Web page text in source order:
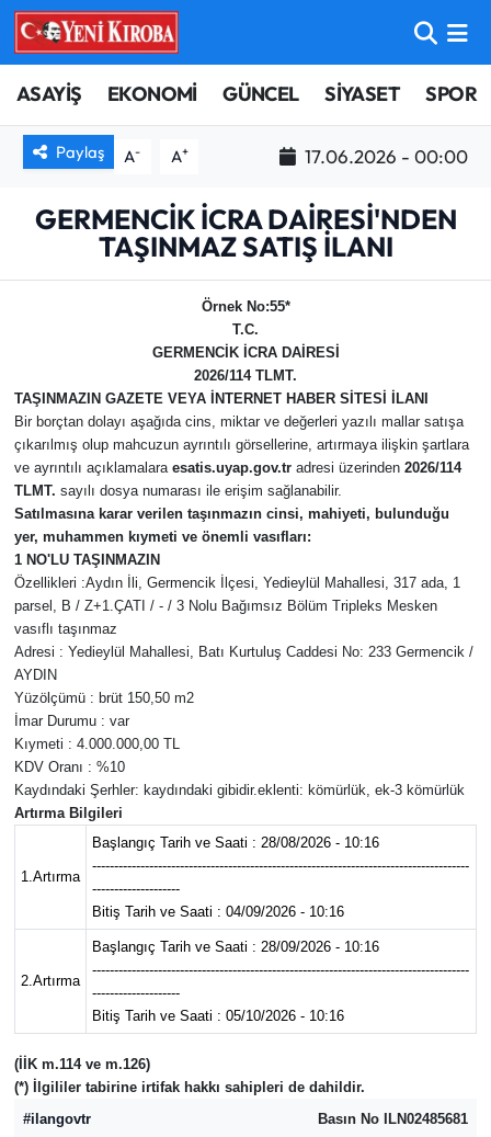
ASAYİŞ EKONOMİ GÜNCEL SİYASET SPOR
Paylaş A- A+ 17.06.2026 - 00:00
GERMENCİK İCRA DAİRESİ'NDEN
TAŞINMAZ SATIŞ İLANI
Örnek No:55*
T.C.
GERMENCİK İCRA DAİRESİ
2026/114 TLMT.
TAŞINMAZIN GAZETE VEYA İNTERNET HABER SİTESİ İLANI
Bir borçtan dolayı aşağıda cins, miktar ve değerleri yazılı mallar satışa
çıkarılmış olup mahcuzun ayrıntılı görsellerine, artırmaya ilişkin şartlara
ve ayrıntılı açıklamalara esatis.uyap.gov.tradresi üzerinden 2026/114
TLMT. sayılı dosya numarası ile erişim sağlanabilir.
Satılmasına karar verilen taşınmazın cinsi, mahiyeti, bulunduğu
yer, muhammen kıymeti ve önemli vasıfları:
1 NO'LU TAŞINMAZIN
Özellikleri :Aydın İli, Germencik İlçesi, Yedieylül Mahallesi, 317 ada, 1
parsel, B / Z+1.ÇATI / - / 3 Nolu Bağımsız Bölüm Tripleks Mesken
vasıflı taşınmaz
Adresi : Yedieylül Mahallesi, Batı Kurtuluş Caddesi No: 233 Germencik /
AYDIN
Yüzölçümü : brüt 150,50 m2
İmar Durumu : var
Kıymeti : 4.000.000,00 TL
KDV Oranı : %10
Kaydındaki Şerhler: kaydındaki gibidir.eklenti: kömürlük, ek-3 kömürlük
Artırma Bilgileri
1.Artırma
Başlangıç Tarih ve Saati : 28/08/2026 - 10:16
--------------------------------------------------------------------------------------
--------------------
Bitiş Tarih ve Saati : 04/09/2026 - 10:16
2.Artırma
Başlangıç Tarih ve Saati : 28/09/2026 - 10:16
--------------------------------------------------------------------------------------
--------------------
Bitiş Tarih ve Saati : 05/10/2026 - 10:16
(İİK m.114 ve m.126)
(*) İlgililer tabirine irtifak hakkı sahipleri de dahildir.
#ilangovtr
Basın No ILN02485681
ASAYİŞ
BİLİM-TEKNOLOJİ
DÜNYA
GÜNCEL
GÜNDEM
MAGAZİN
SAĞLIK
SİYASET
SPOR
TARIM
TURİZM
YAŞAM
RESMİ İLANLAR
HABER İLAN
Aydın Nöbetçi Eczaneler
Aydın Hava Durumu
Aydın Trafik Yoğunluk Haritası
Süper Lig Puan Durumu ve Fikstür
Tüm Manşetler
Son Dakika Haberleri
Haber Arşivi